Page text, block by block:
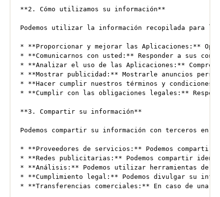
**2. Cómo utilizamos su información**
Podemos utilizar la información recopilada para
* **Proporcionar y mejorar las Aplicaciones:**
* **Comunicarnos con usted:** Responder a sus
* **Analizar el uso de las Aplicaciones:**
* **Mostrar publicidad:** Mostrarle anuncios
* **Hacer cumplir nuestros términos y
* **Cumplir con las obligaciones legales:**
**3. Compartir su información**
Podemos compartir su información con terceros en
* **Proveedores de servicios:** Podemos compartir
* **Redes publicitarias:** Podemos compartir
* **Análisis:** Podemos utilizar herramientas de
* **Cumplimiento legal:** Podemos divulgar su
* **Transferencias comerciales:** En caso de